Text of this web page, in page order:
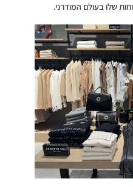
שלו בעולם המודרני.